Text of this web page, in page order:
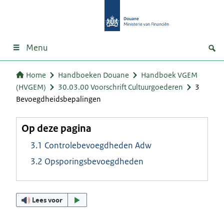
Menu
Home Handboeken Douane
Handboek VGEM
(HVGEM)
30.03.00 Voorschrift Cultuurgoederen
3
Bevoegdheidsbepalingen
Op deze pagina
3.1 Controlebevoegdheden Adw
3.2 Opsporingsbevoegdheden
Lees voor